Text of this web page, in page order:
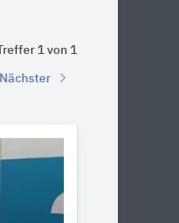
Treffer 1 von 1
Nächster